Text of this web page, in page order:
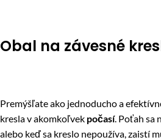
Obal na závesné
Premýšľate ako jednoducho a
kresla v akomkoľvek počasí. Poťah sa
alebo keď sa kreslo nepoužíva, zaistí